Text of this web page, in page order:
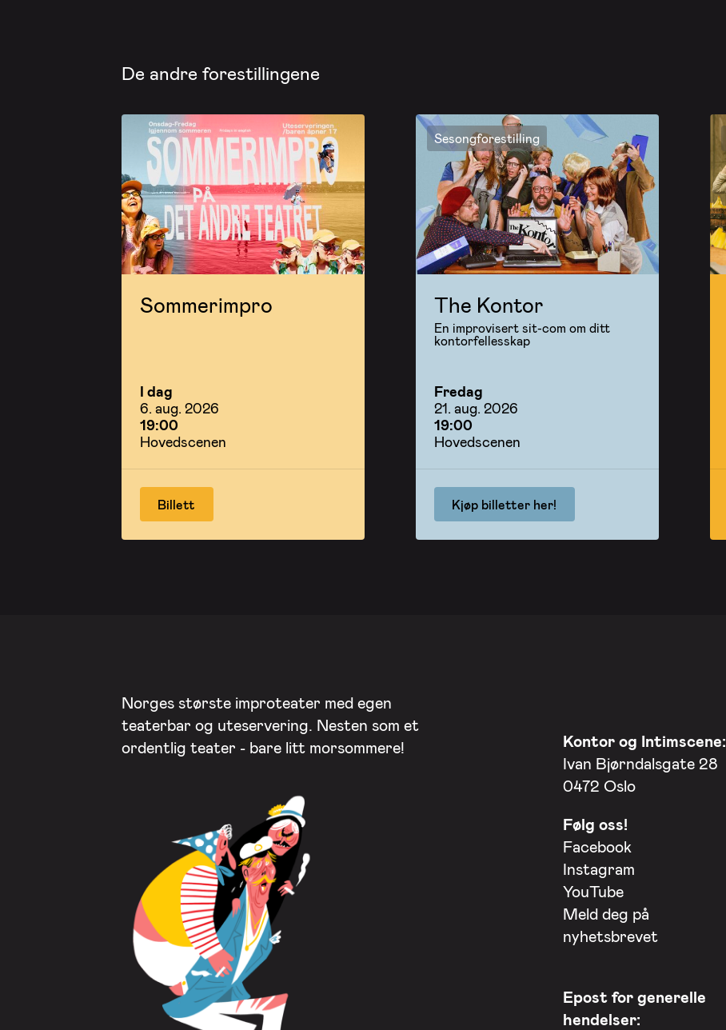
De andre forestillingene
Sommerimpro
I dag
6. aug. 2026
19:00
Hovedscenen
Billett
Sesongforestilling
The Kontor
En improvisert sit-com om ditt
kontorfellesskap
Fredag
21. aug. 2026
19:00
Hovedscenen
Kjøp billetter her!
Norges største improteater med egen
teaterbar og uteservering. Nesten som et
ordentlig teater - bare litt morsommere!
Kontor og Intimscene:
Ivan Bjørndalsgate 28
0472 Oslo
Følg oss!
Facebook
Instagram
YouTube
Meld deg på
nyhetsbrevet
Epost for generelle
hendelser: